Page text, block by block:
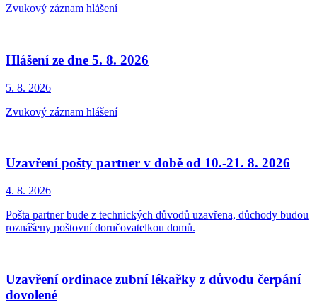
Zvukový záznam hlášení
Hlášení ze dne 5. 8. 2026
5. 8. 2026
Zvukový záznam hlášení
Uzavření pošty partner v době od 10.-21. 8. 2026
4. 8. 2026
Pošta partner bude z technických důvodů uzavřena, důchody budou
roznášeny poštovní doručovatelkou domů.
Uzavření ordinace zubní lékařky z důvodu čerpání
dovolené